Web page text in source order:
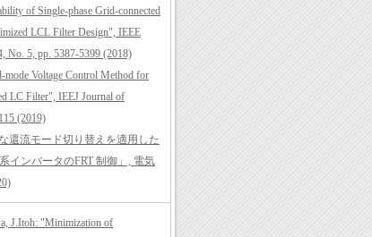
of Single-phase Grid-connected
LCL Filter Design", IEEE
No. 5, pp. 5387-5399 (2018)
mode Voltage Control Method for
LC Filter", IEEJ Journal of
(2019)
還流モード切り替えを適用した
インバータのFRT 制御」, 電気
J.Itoh: "Minimization of